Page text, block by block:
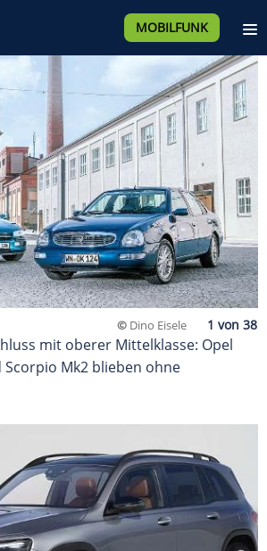
MOBILFUNK
© Dino Eisele
mit oberer Mittelklasse: Opel
Scorpio Mk2 blieben ohne